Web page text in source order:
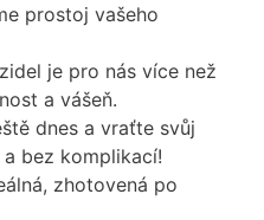
prostoj vašeho
je pro nás více než
a vášeň.
dnes a vraťte svůj
bez komplikací!
zhotovená po